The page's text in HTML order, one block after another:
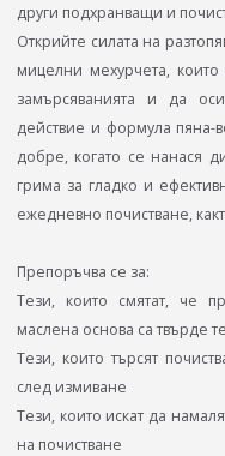
други подхранващи и
Открийте силата на
мицелни мехурчета,
замърсяванията и да
действие и формула пяна-
добре, когато се нанася
грима за гладко и
ежедневно почистване,
Препоръчва се за:
Тези, които смятат, че
маслена основа са твърде
Тези, които търсят
след измиване
Тези, които искат да
на почистване